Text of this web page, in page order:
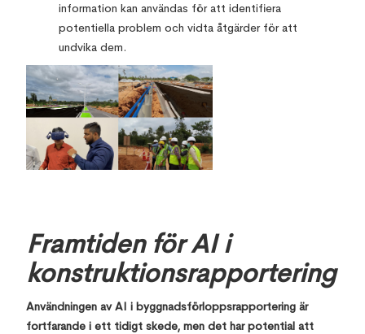
information kan användas för att identifiera
potentiella problem och vidta åtgärder för att
undvika dem.
Framtiden för AI i
konstruktionsrapportering
Användningen av AI i byggnadsförloppsrapportering är
fortfarande i ett tidigt skede, men det har potential att